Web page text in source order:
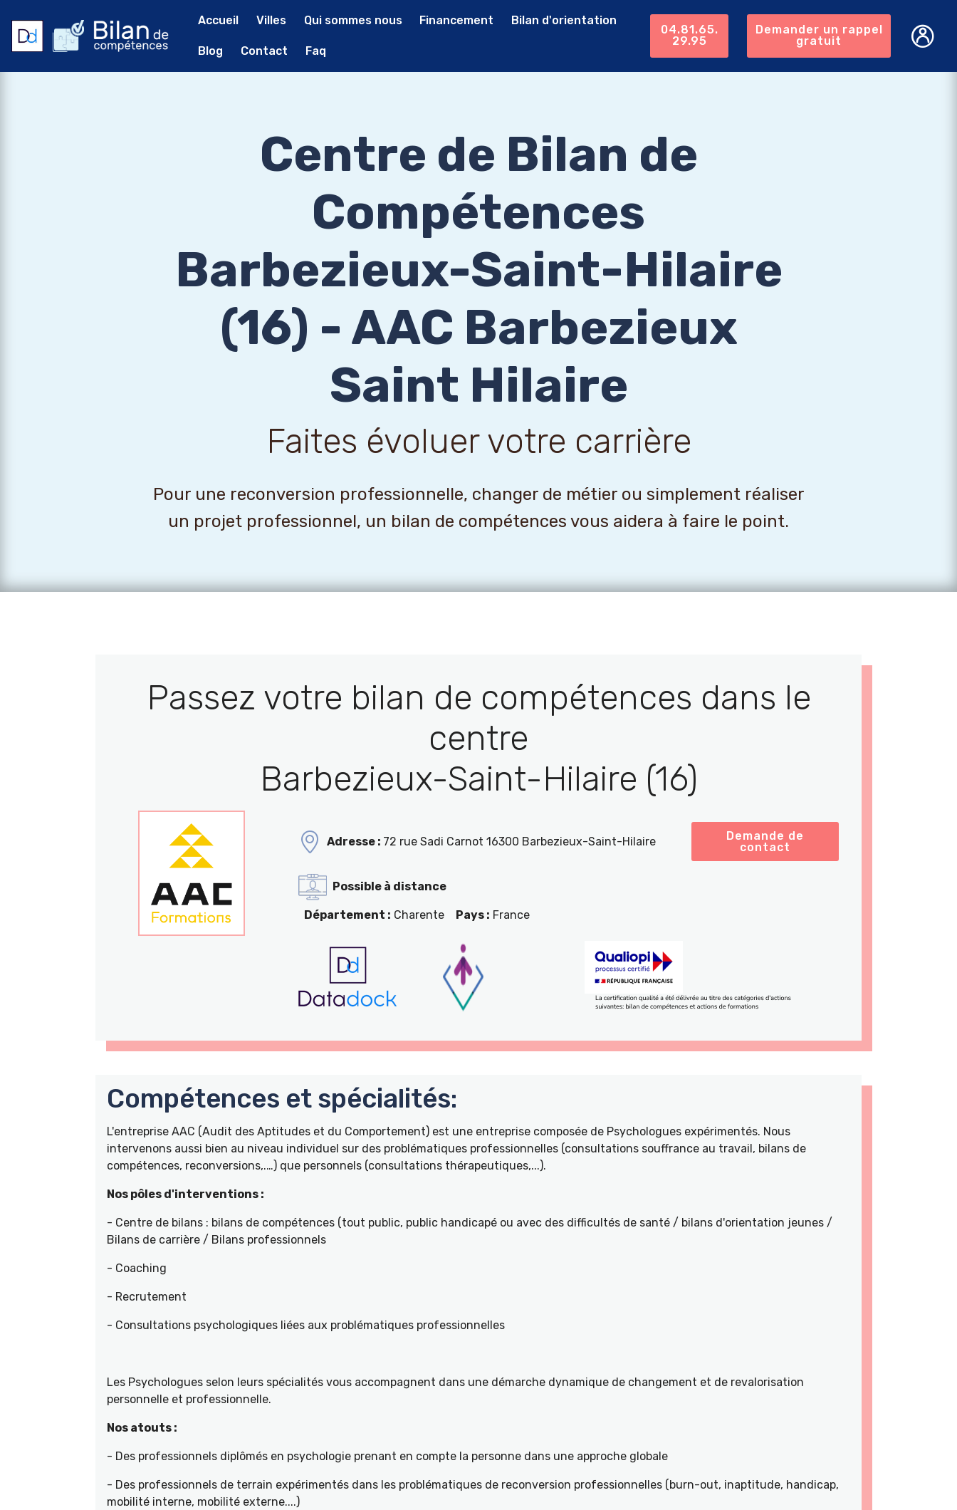
Accueil Villes Qui sommes nous Financement Bilan d'orientation
Blog Contact Faq
04.81.65.
29.95
Demander un rappel
gratuit
Centre de Bilan de
Compétences
Barbezieux-Saint-Hilaire
(16) - AAC Barbezieux
Saint Hilaire
Faites évoluer votre carrière
Pour une reconversion professionnelle, changer de métier ou simplement réaliser
un projet professionnel, un bilan de compétences vous aidera à faire le point.
Passez votre bilan de compétences dans le
centre
Barbezieux-Saint-Hilaire (16)
Adresse : 72 rue Sadi Carnot 16300 Barbezieux-Saint-Hilaire
Demande de
contact
Possible à distance
Département : Charente Pays : France
Compétences et spécialités:
L'entreprise AAC (Audit des Aptitudes et du Comportement) est une entreprise composée de Psychologues expérimentés. Nous
intervenons aussi bien au niveau individuel sur des problématiques professionnelles (consultations souffrance au travail, bilans de
compétences, reconversions,.…) que personnels (consultations thérapeutiques,...).
Nos pôles d'interventions :
- Centre de bilans : bilans de compétences (tout public, public handicapé ou avec des difficultés de santé / bilans d'orientation jeunes /
Bilans de carrière / Bilans professionnels
- Coaching
- Recrutement
- Consultations psychologiques liées aux problématiques professionnelles
Les Psychologues selon leurs spécialités vous accompagnent dans une démarche dynamique de changement et de revalorisation
personnelle et professionnelle.
Nos atouts :
- Des professionnels diplômés en psychologie prenant en compte la personne dans une approche globale
- Des professionnels de terrain expérimentés dans les problématiques de reconversion professionnelles (burn-out, inaptitude, handicap,
mobilité interne, mobilité externe....)